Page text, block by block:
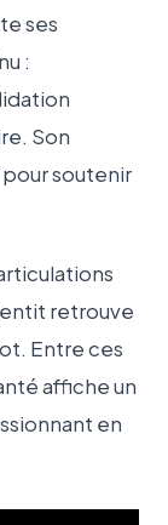
ses
:
Son
soutenir
retrouve
Entre ces
affiche un
en